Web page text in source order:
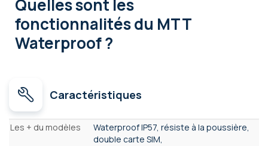
Quelles sont les
fonctionnalitésdu MTT
Waterproof ?
Caractéristiques
Caractéristiques
Les + du modèles
Waterproof IP57, résiste à la poussière,
double carte SIM,